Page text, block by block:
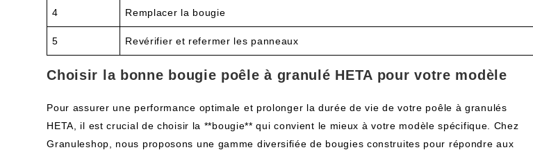
4 Remplacer la bougie
5 Revérifier et refermer les panneaux
Choisir la bonne bougie poêle à granulé HETA pour votre modèle
Pour assurer une performance optimale et prolonger la durée de vie de votre poêle à granulés
HETA, il est crucial de choisir la **bougie** qui convient le mieux à votre modèle spécifique. Chez
Granuleshop, nous proposons une gamme diversifiée de bougies construites pour répondre aux